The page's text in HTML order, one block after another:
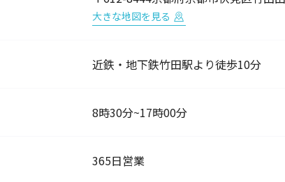
大きな地図を見る
近鉄・地下鉄竹田駅より徒歩10分
8時30分~17時00分
365日営業